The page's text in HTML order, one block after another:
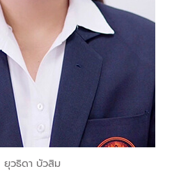
ยุวธิดา บัวสิม